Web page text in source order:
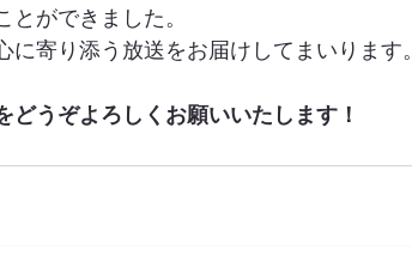
ができました。
寄り添う放送をお届けしてまいります。
うぞよろしくお願いいたします！